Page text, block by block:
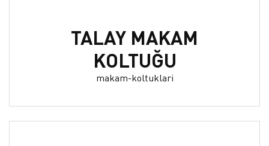
TALAY MAKAM
KOLTUĞU
makam-koltuklari